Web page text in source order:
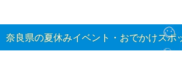
奈良県の夏休みイベント・おでかけスポ